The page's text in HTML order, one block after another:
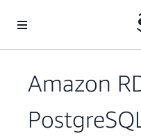
Amazon